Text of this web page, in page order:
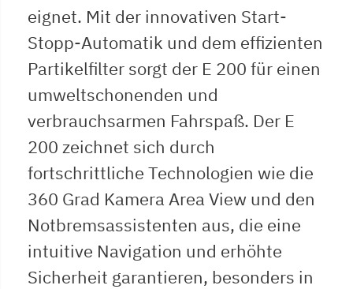
eignet. Mit der innovativen Start-
Stopp-Automatik und dem effizienten
Partikelfilter sorgt der E 200 für einen
umweltschonenden und
verbrauchsarmen Fahrspaß. Der E
200 zeichnet sich durch
fortschrittliche Technologien wie die
360 Grad Kamera Area View und den
Notbremsassistenten aus, die eine
intuitive Navigation und erhöhte
Sicherheit garantieren, besonders in